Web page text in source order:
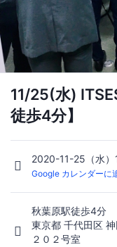
11/25(水)
徒歩4分】
2020-11-25（水
Google カレンダーに
秋葉原駅徒歩4分
東京都 千代田区
２０２号室